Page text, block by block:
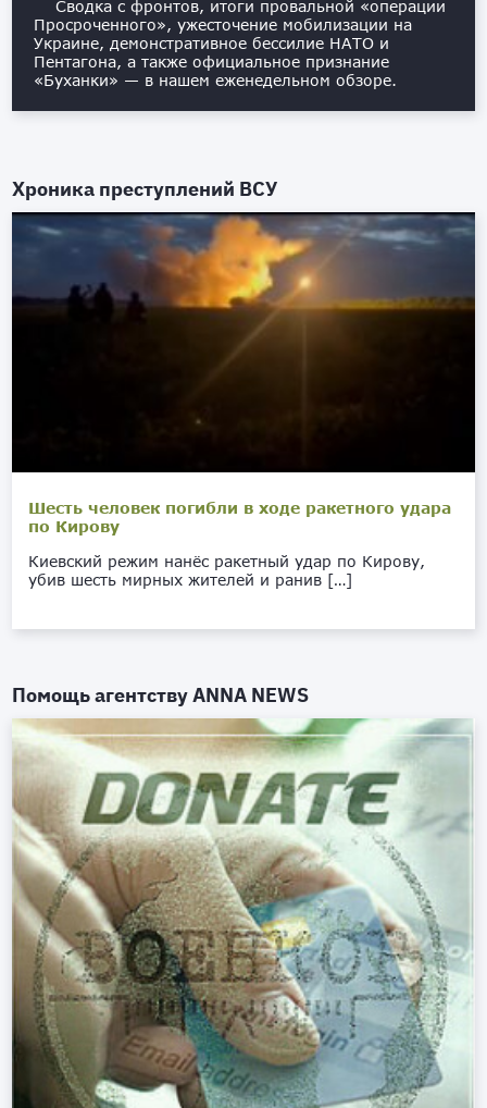
Сводка с фронтов, итоги провальной «операции
Просроченного», ужесточение мобилизации на
Украине, демонстративное бессилие НАТО и
Пентагона, а также официальное признание
«Буханки» — в нашем еженедельном обзоре.
Хроника преступлений ВСУ
Шесть человек погибли в ходе ракетного удара
по Кирову
Киевский режим нанёс ракетный удар по Кирову,
убив шесть мирных жителей и ранив […]
Помощь агентствуANNA NEWS